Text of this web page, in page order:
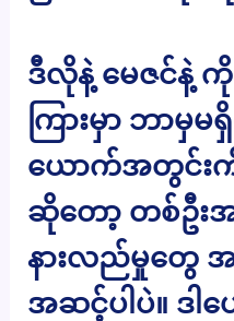
ဒီလိုနဲ့ မေဇင်နဲ့ ကို
ကြားမှာ ဘာမှမ
ယောက်အတွင်း
ဆိုတော့ တစ်ဦး
နားလည်မှုတွေ
အဆင့်ပါပဲ။ ဒါ